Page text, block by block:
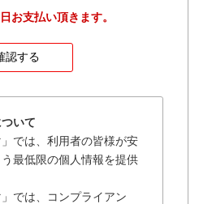
お支払い頂きます。
いて
では、利用者の皆様が安
最低限の個人情報を提供
では、コンプライアン